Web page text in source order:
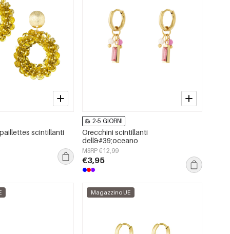
scintillanti
2-5 GIORNI
Orecchini scintillanti
dell&#39;oceano
MSRP €12,99
€3,95
Magazzino UE